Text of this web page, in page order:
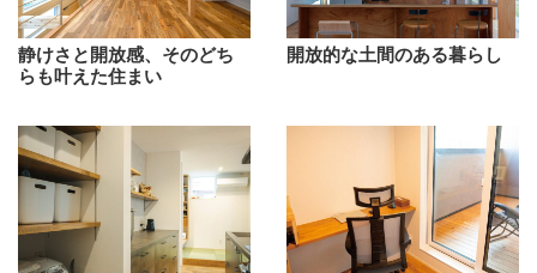
静けさと開放感、そのどち
らも叶えた住まい
開放的な土間のある暮らし